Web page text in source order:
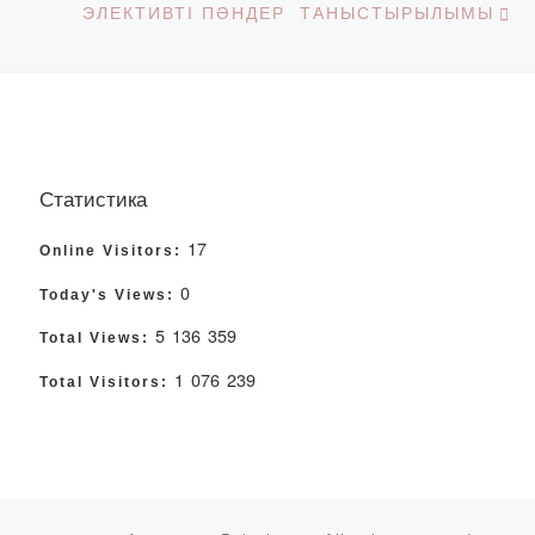
ЭЛЕКТИВТІ ПӘНДЕР ТАНЫСТЫРЫЛЫМЫ
Статистика
Online Visitors: 17
Today's Views: 0
Total Views: 5 136 359
Total Visitors: 1 076 239